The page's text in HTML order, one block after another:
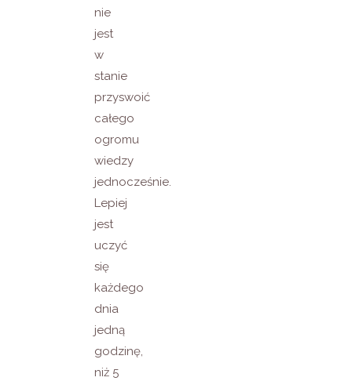
nie
jest
w
stanie
przyswoić
całego
ogromu
wiedzy
jednocześnie.
Lepiej
jest
uczyć
się
każdego
dnia
jedną
godzinę,
niż 5